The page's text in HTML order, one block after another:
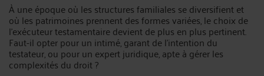
À une époque où les structures familiales se diversifient et
où les patrimoines prennent des formes variées, le choix de
l’exécuteur testamentaire devient de plus en plus pertinent.
Faut-il opter pour un intimé, garant de l’intention du
testateur, ou pour un expert juridique, apte à gérer les
complexités du droit ?